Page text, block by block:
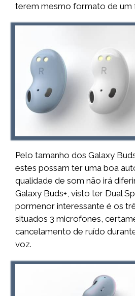
terem mesmo formato de um
Pelo tamanho dos Galaxy
estes possam ter uma boa
qualidade de som não irá
Galaxy Buds+, visto ter Dual
pormenor interessante é os
situados 3 microfones,
cancelamento de ruído
voz.